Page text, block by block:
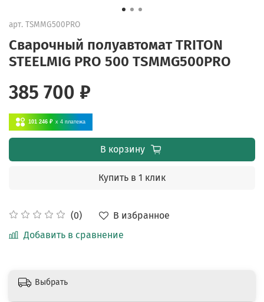
арт. TSMMG500PRO
Сварочный полуавтомат TRITON
STEELMIG PRO 500 TSMMG500PRO
(0)
В избранное
Добавить в сравнение
385 700 ₽
101 246 ₽ x 4 платежа
В корзину
Купить в 1 клик
Выбрать